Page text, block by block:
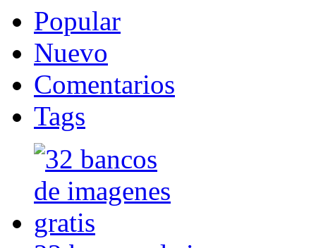
Popular
Nuevo
Comentarios
Tags